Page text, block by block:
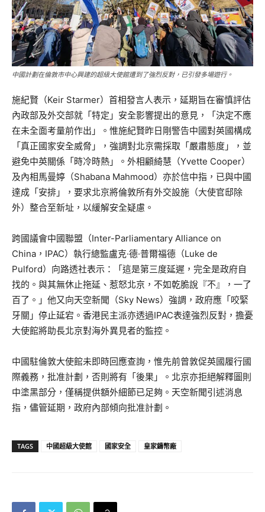
中國計劃在倫敦市中心興建的超級大使館遭到了強烈反對，已引發多場遊行。
施紀賢（Keir Starmer）首相發言人表示，延期旨在審慎評估
內政部及外交部就「特定」安全影響提出的意見，「決定不應
在未全面考量前作出」。惟施紀賢昨日剛警告中國對英國構成
「真正國家安全威脅」，強調對北京需採取「嚴肅態度」，並
避免中英關係「時冷時熱」。外相顧綺慧（Yvette Cooper）
及內相馬曼婷（Shabana Mahmood）亦於信中指，已與中國
達成「安排」，要求北京將倫敦所有外交設施（大使官邸除
外）整合至新址，以緩解安全疑慮。
跨國議會中國聯盟（Inter-Parliamentary Alliance on
China，IPAC）執行總監盧克·德·普爾福德（Luke de
Pulford）向路透社表示：「這是第三度延遲，完全是政府自
找的。與其無休止拖延、惹怒北京，不如乾脆說『不』，一了
百了。」他又向天空新聞（Sky News）強調，政府應「咬緊
牙關」停止延宕。香港民主派亦透過IPAC表達強烈反對，擔憂
大使館將助長北京對海外異見者的監控。
中國駐倫敦大使館未即時回應查詢，惟先前曾敦促英國履行國
際義務，批准計劃，否則將有「後果」。北京亦拒絕解釋圖則
中塗黑部分，僅稱提供額外細節已足夠。天空新聞引述消息
指，儘管延期，政府內部傾向批准計劃。
TAGS 中國超級大使館 國家安全 皇家鑄幣廠